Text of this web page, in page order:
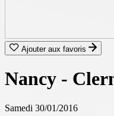
Ajouter aux favoris
Nancy -
Samedi 30/01/2016